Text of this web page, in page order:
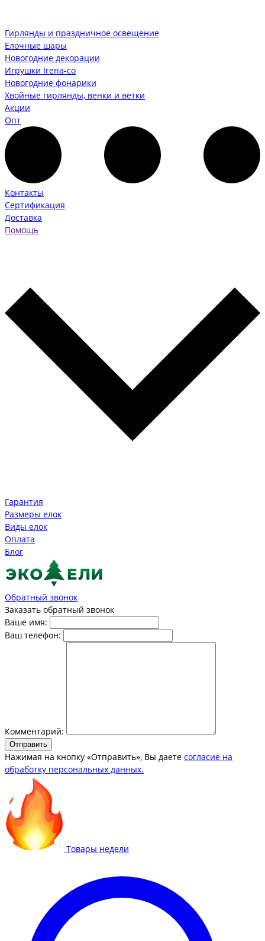
Гирлянды и праздничное освещение
Елочные шары
Новогодние декорации
Игрушки Irena-co
Новогодние фонарики
Хвойные гирлянды, венки и ветки
Акции
Опт
Контакты
Сертификация
Доставка
Помощь
Гарантия
Размеры елок
Виды елок
Оплата
Блог
Обратный звонок
Заказать обратный звонок
Ваше имя:
Ваш телефон:
Комментарий:
Отправить
Нажимая на кнопку «Отправить», Вы даете согласие на
обработку персональных данных.
Товары недели